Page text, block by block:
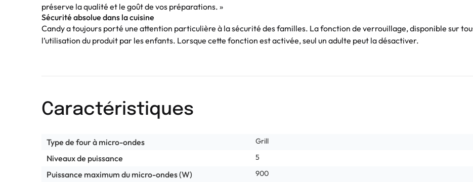
préserve la qualité et le goût de vos préparations. »
Sécurité absolue dans la cuisine
Candy a toujours porté une attention particulière à la sécurité des familles. La fonction de verrouillage, disponible sur
l’utilisation du produit par les enfants. Lorsque cette fonction est activée, seul un adulte peut la désactiver.
Caractéristiques
Type de four à micro-ondes Grill
Niveaux de puissance 5
Puissance maximum du micro-ondes (W) 900